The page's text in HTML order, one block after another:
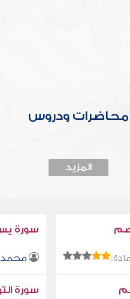
محاضرات ودروس
المزيد
سورة
سورة